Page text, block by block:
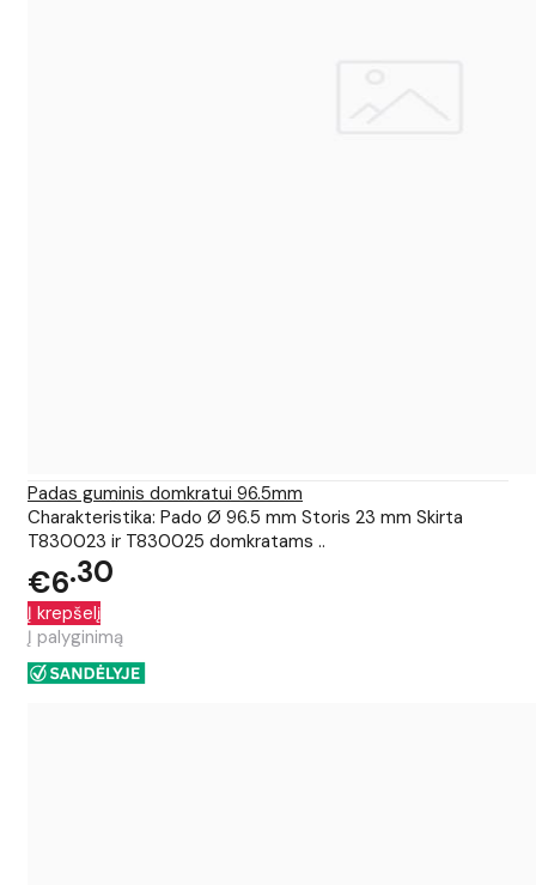
Padas guminis domkratui 96.5mm
Charakteristika: Pado Ø 96.5 mm Storis 23 mm Skirta
T830023 ir T830025 domkratams ..
€6 30
Į krepšelį
Į palyginimą